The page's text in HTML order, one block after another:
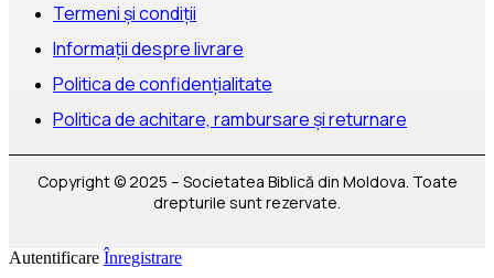
Termeni și condiții
Informații despre livrare
Politica de confidențialitate
Politica de achitare, rambursare și returnare
Copyright © 2025 – Societatea Biblică din Moldova. Toate
drepturile sunt rezervate.
Autentificare Înregistrare